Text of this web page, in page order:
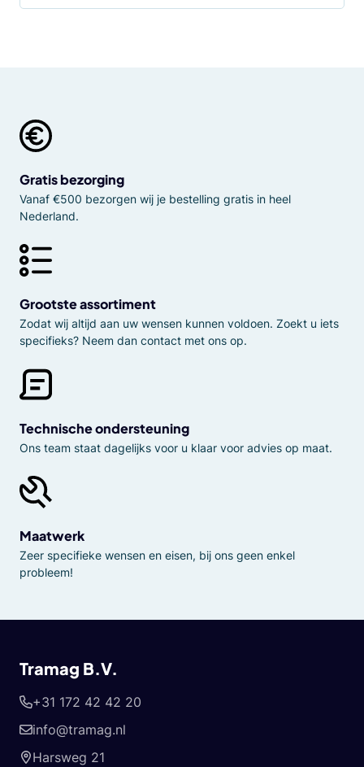
Gratis bezorging
Vanaf €500 bezorgen wij je bestelling gratis in heel
Nederland.
Grootste assortiment
Zodat wij altijd aan uw wensen kunnen voldoen. Zoekt u iets
specifieks? Neem dan contact met ons op.
Technische ondersteuning
Ons team staat dagelijks voor u klaar voor advies op maat.
Maatwerk
Zeer specifieke wensen en eisen, bij ons geen enkel
probleem!
Tramag B.V.
+31 172 42 42 20
info@tramag.nl
Harsweg 21